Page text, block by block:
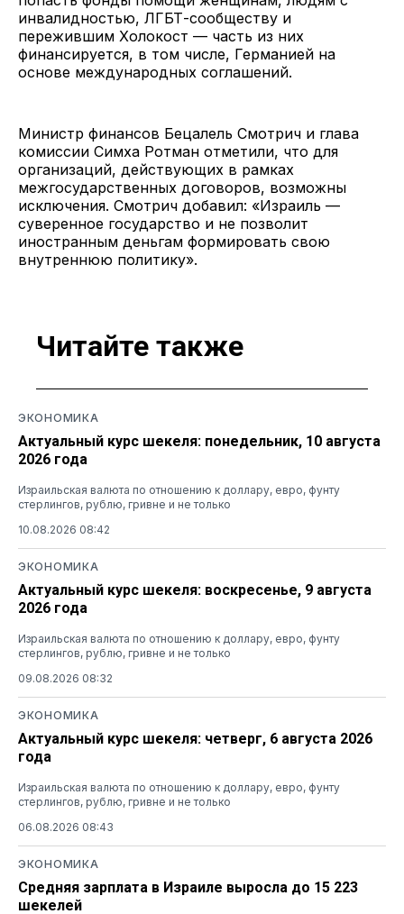
инвалидностью, ЛГБТ-сообществу и
пережившим Холокост — часть из них
финансируется, в том числе, Германией на
основе международных соглашений.
Министр финансов Бецалель Смотрич и глава
комиссии Симха Ротман отметили, что для
организаций, действующих в рамках
межгосударственных договоров, возможны
исключения. Смотрич добавил: «Израиль —
суверенное государство и не позволит
иностранным деньгам формировать свою
внутреннюю политику».
Читайте также
ЭКОНОМИКА
Актуальный курс шекеля: понедельник, 10 августа
2026 года
Израильская валюта по отношению к доллару, евро, фунту
стерлингов, рублю, гривне и не только
10.08.2026 08:42
ЭКОНОМИКА
Актуальный курс шекеля: воскресенье, 9 августа
2026 года
Израильская валюта по отношению к доллару, евро, фунту
стерлингов, рублю, гривне и не только
09.08.2026 08:32
ЭКОНОМИКА
Актуальный курс шекеля: четверг, 6 августа 2026
года
Израильская валюта по отношению к доллару, евро, фунту
стерлингов, рублю, гривне и не только
06.08.2026 08:43
ЭКОНОМИКА
Средняя зарплата в Израиле выросла до 15 223
шекелей